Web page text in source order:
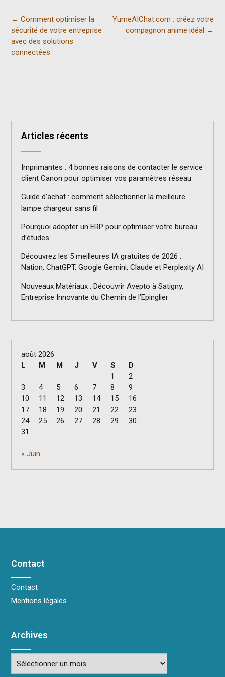
Internationales
gestion de vos
polices
Post
navigation
YumeAIChat.com : créez votre
compagnon anime idéal →
← Comment optimiser la
sécurité de votre entreprise
avec des solutions
connectées
Articles récents
Imprimantes : 4 bonnes raisons de contacter le service
client Canon pour optimiser vos paramètres réseau
Guide d’achat : comment sélectionner la meilleure
lampe chargeur sans fil
Pourquoi adopter un ERP pour optimiser votre bureau
d’études
Découvrez les 5 meilleures IA gratuites de 2026 :
Nation, ChatGPT, Google Gemini, Claude et Perplexity AI
Nouveaux Matériaux : Découvrir Avepto à Satigny,
Entreprise Innovante du Chemin de l’Epinglier
août 2026
L
M M J V S
D
1
2
3
4 5 6 7 8
9
10
11 12 13 14 15
16
17
18 19 20 21 22
23
24
25 26 27 28 29
30
31
« Juin
Contact
Contact
Mentions légales
Archives